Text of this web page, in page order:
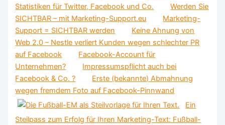
Statistiken für Twitter, Facebook und Co.
Werden Sie
SICHTBAR – mit Marketing-Support.eu
Marketing-
Support = SICHTBAR werden
Keine Ahnung von
Web 2.0 – Nestle verliert Kunden wegen schlechter PR
auf Facebook
Facebook-Account für
Unternehmen?
Impressumspflicht auch bei
Facebook & Co. ?
Erste (bekannte) Abmahnung
wegen fremdem Foto auf Facebook-Pinnwand
Ein
Steilpass zum Erfolg für Ihren Marketing-Text: Fußball-